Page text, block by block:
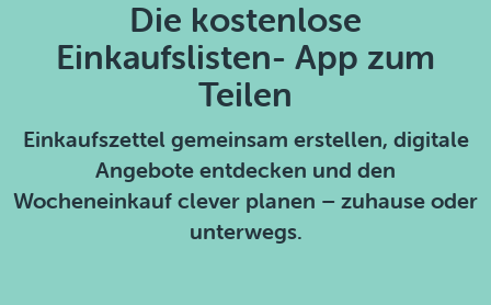
Die kostenlose
Einkaufslisten- App zum
Teilen
Einkaufszettel gemeinsam erstellen, digitale
Angebote entdecken und den
Wocheneinkauf clever planen – zuhause oder
unterwegs.